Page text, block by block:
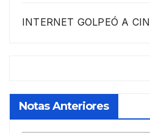
INTERNET GOLPEÓ A
Notas Anteriores